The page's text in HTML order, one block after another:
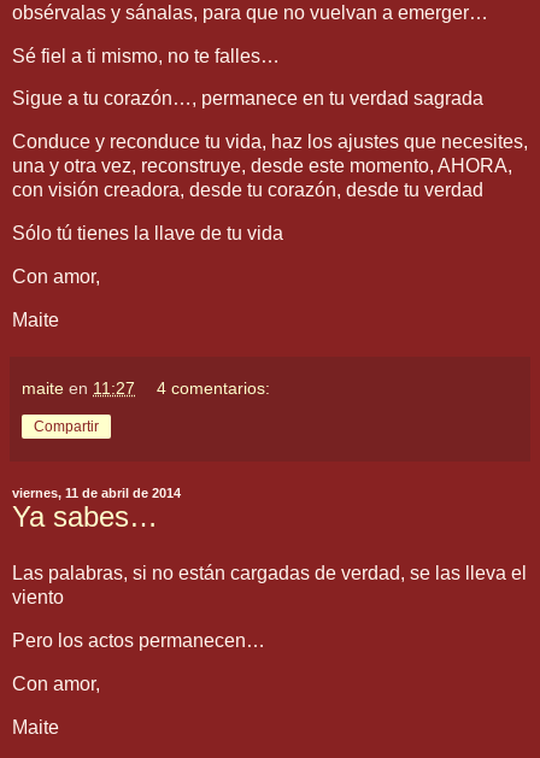
obsérvalas y sánalas, para que no vuelvan a emerger…
Sé fiel a ti mismo, no te falles…
Sigue a tu corazón…, permanece en tu verdad sagrada
Conduce y reconduce tu vida, haz los ajustes que necesites,
una y otra vez, reconstruye, desde este momento, AHORA,
con visión creadora, desde tu corazón, desde tu verdad
Sólo tú tienes la llave de tu vida
Con amor,
Maite
maite en 11:27 4 comentarios:
Compartir
viernes, 11 de abril de 2014
Ya sabes…
Las palabras, si no están cargadas de verdad, se las lleva el
viento
Pero los actos permanecen…
Con amor,
Maite